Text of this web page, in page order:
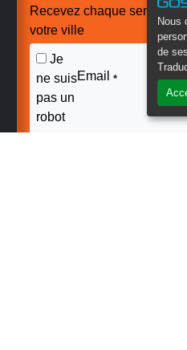
Nous
de
Recevez chaque semaine
votre ville
Je
ne suis
pas un
robot
Email *